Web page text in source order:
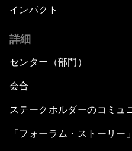
インパクト
詳細
センター（部門）
会合
ステークホルダーのコミュ
「フォーラム・ストーリー」